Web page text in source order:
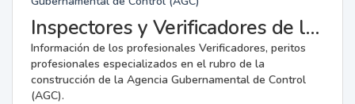
Inspectores y Verificadores de la AGC
Información de los profesionales Verificadores, peritos
profesionales especializados en el rubro de la
construcción de la Agencia Gubernamental de Control
(AGC).